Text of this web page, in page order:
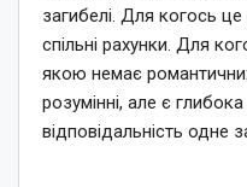
загибелі. Для когось це
спільні рахунки. Для
якою немає
розумінні, але є
відповідальність одне